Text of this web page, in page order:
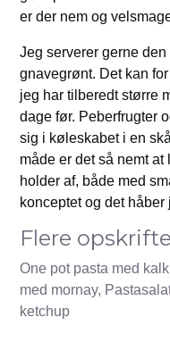
er der nem og
Jeg serverer gerne
gnavegrønt. Det kan
jeg har tilberedt større
dage før. Peberfrugter
sig i køleskabet i en
måde er det så nemt
holder af, både med
konceptet og det
Flere
One pot pasta med
med mornay,
ketchup